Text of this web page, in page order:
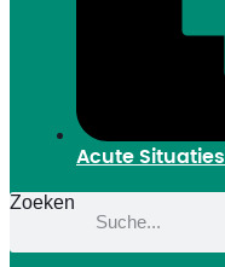
Acute Situaties
Zoeken